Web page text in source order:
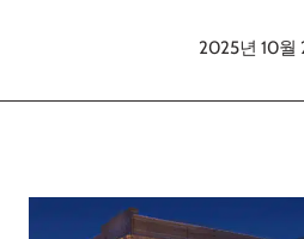
2025년 10월